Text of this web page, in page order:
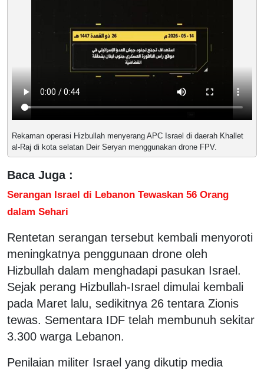
Rekaman operasi Hizbullah menyerang APC Israel di daerah Khallet
al-Raj di kota selatan Deir Seryan menggunakan drone FPV.
Baca Juga :
Serangan Israel di Lebanon Tewaskan 56 Orang
dalam Sehari
Rentetan serangan tersebut kembali menyoroti
meningkatnya penggunaan drone oleh
Hizbullah dalam menghadapi pasukan Israel.
Sejak perang Hizbullah-Israel dimulai kembali
pada Maret lalu, sedikitnya 26 tentara Zionis
tewas. Sementara IDF telah membunuh sekitar
3.300 warga Lebanon.
Penilaian militer Israel yang dikutip media